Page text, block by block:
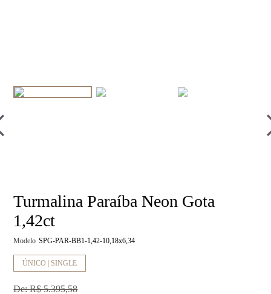
Turmalina Paraíba Neon Gota
1,42ct
Modelo SPG-PAR-BB1-1,42-10,18x6,34
ÚNICO | SINGLE
De:R$ 5.395,58